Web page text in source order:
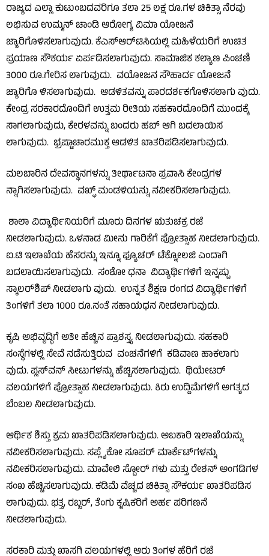
ರಾಜ್ಯದ ಎಲ್ಲಾ ಕುಟುಂಬದವರಿಗೂ ತಲಾ 25 ಲಕ್ಷ ರೂ.ಗಳ ಚಿಕಿತ್ಸಾ ನೆರವು
ಲಭಿಸುವ ಉಮ್ಮನ್ ಚಾಂಡಿ ಆರೋಗ್ಯ ವಿಮಾ ಯೋಜನೆ
ಜ್ಯಾರಿಗೊಳಿಸಲಾಗುವುದು. ಕೆಎಸ್‌ಆರ್‌ಟಿಸಿಯಲ್ಲಿ ಮಹಿಳೆಯರಿಗೆ ಉಚಿತ
ಪ್ರಯಾಣ ಸೌಕರ್ಯ ಏರ್ಪಡಿಸಲಾಗುವುದು. ಸಾಮಾಜಿಕ ಕಲ್ಯಾಣ ಪಿಂಚಣಿ
3000 ರೂ.ಗೇರಿಸ ಲಾಗುವುದು. ವಯೋಜನ ಸೌಹಾರ್ದ ಯೋಜನೆ
ಜ್ಯಾರಿಗೊ ಳಿಸಲಾಗುವುದು. ಆಡಳಿತವನ್ನು ಪಾರದರ್ಶಕಗೊಳಿಸಲಾಗು ವುದು.
ಕೇಂದ್ರ ಸರಕಾರದೊಂದಿಗೆ ಉತ್ತಮ ರೀತಿಯ ಸಹಕಾರದೊಂದಿಗೆ ಮುಂದಕ್ಕೆ
ಸಾಗಲಾಗುವುದು, ಕೇರಳವನ್ನು ಬಂದರು ಹಬ್ ಆಗಿ ಬದಲಾಯಿಸ
ಲಾಗುವುದು. ಭ್ರಷ್ಟಾಚಾರಮುಕ್ತ ಆಡಳಿತ ಖಾತರಿಪಡಿಸಲಾಗುವುದು.
ಮಲಬಾರಿನ ದೇವಸ್ಥಾನಗಳನ್ನು ತೀರ್ಥಾಟನಾ ಪ್ರವಾಸಿ ಕೇಂದ್ರಗಳ
ನ್ನಾಗಿಸಲಾಗುವುದು. ವಖ್ಫ್ ಮಂಡಳಿಯನ್ನು ನವೀಕರಿಸಲಾಗುವುದು.
ಶಾಲಾ ವಿದ್ಯಾರ್ಥಿನಿಯರಿಗೆ ಮೂರು ದಿನಗಳ ಋತುಚಕ್ರ ರಜೆ
ನೀಡಲಾಗುವುದು. ಒಳನಾಡ ಮೀನು ಗಾರಿಕೆಗೆ ಪ್ರೋತ್ಸಾಹ ನೀಡಲಾಗುವುದು.
ಐ.ಟಿ ಇಲಾಖೆಯ ಹೆಸರನ್ನು ಇನ್ನೂ ಫ್ಯೂಚರ್ ಟೆಕ್ನೋಲಜಿ ಎಂದಾಗಿ
ಬದಲಾಯಿಸಲಾಗುವುದು. ಸಂಶೋ ಧನಾ ವಿದ್ಯಾರ್ಥಿಗಳಿಗೆ ಇನ್ನಷ್ಟು
ಸ್ಕಾಲರ್‌ಶಿಪ್ ನೀಡಲಾಗು ವುದು. ಉನ್ನತ ಶಿಕ್ಷಣ ರಂಗದ ವಿದ್ಯಾರ್ಥಿಗಳಿಗೆ
ತಿಂಗಳಿಗೆ ತಲಾ 1000 ರೂ.ನಂತೆ ಸಹಾಯಧನ ನೀಡಲಾಗುವುದು.
ಕೃಷಿ ಅಭಿವೃದ್ಧಿಗೆ ಅತೀ ಹೆಚ್ಚಿನ ಪ್ರಾಶಸ್ತ್ಯ ನೀಡಲಾಗುವುದು. ಸಹಕಾರಿ
ಸಂಸ್ಥೆಗಳಲ್ಲಿ ಸೇವೆ ನಡೆಸುತ್ತಿರುವ ವಂಚನೆಗಳಿಗೆ ಕಡಿವಾಣ ಹಾಕಲಾಗು
ವುದು. ಪ್ಲಸ್‌ವನ್ ಸೀಟುಗಳನ್ನು ಹೆಚ್ಚಿಸಲಾಗುವುದು. ಥಿಯೇಟರ್
ವಲಯಗಳಿಗೆ ಪ್ರೋತ್ಸಾಹ ನೀಡಲಾಗುವುದು. ಕಿರು ಉದ್ದಿಮೆಗಳಿಗೆ ಅಗತ್ಯದ
ಬೆಂಬಲ ನೀಡಲಾಗುವುದು.
ಆರ್ಥಿಕ ಶಿಸ್ತು ಕ್ರಮ ಖಾತರಿಪಡಿಸಲಾಗುವುದು. ಅಬಕಾರಿ ಇಲಾಖೆಯನ್ನು
ನವೀಕರಿಸಲಾಗುವುದು. ಸಪ್ಲೈಕೋ ಸೂಪರ್ ಮಾರ್ಕೆಟ್‌ಗಳನ್ನು
ನವೀಕರಿಸಲಾಗುವುದು. ಮಾವೇಲಿ ಸ್ಟೋರ್ ಗಳು ಮತ್ತು ರೇಶನ್ ಅಂಗಡಿಗಳ
ಸಂಖ ಹೆಚ್ಚಿಸಲಾಗುವುದು. ಕಡಿಮೆ ವೆಚ್ಚದ ಚಿಕಿತ್ಸಾ ಸೌಕರ್ಯ ಖಾತರಿಪಡಿಸ
ಲಾಗುವುದು. ಭತ್ತ, ರಬ್ಬರ್, ತೆಂಗು ಕೃಷಿಕರಿಗೆ ಅರ್ಹ ಪರಿಗಣನೆ
ನೀಡಲಾಗುವುದು.
ಸರಕಾರಿ ಮತ್ತು ಖಾಸಗಿ ವಲಯಗಳಲ್ಲಿ ಆರು ತಿಂಗಳ ಹೆರಿಗೆ ರಜೆ